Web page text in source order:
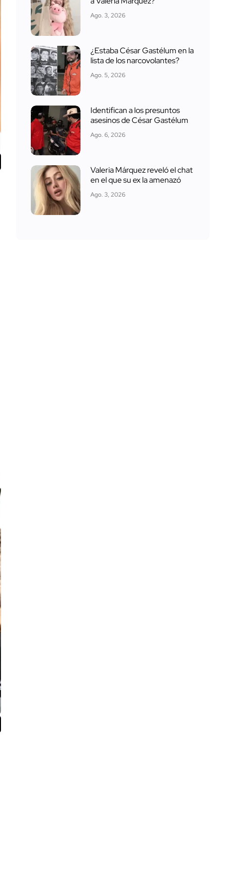
Ago. 3, 2026
¿Estaba César Gastélum en la
lista de los narcovolantes?
Ago. 5, 2026
Identifican a los presuntos
asesinos de César Gastélum
Ago. 6, 2026
Valeria Márquez reveló el chat
en el que su ex la amenazó
Ago. 3, 2026